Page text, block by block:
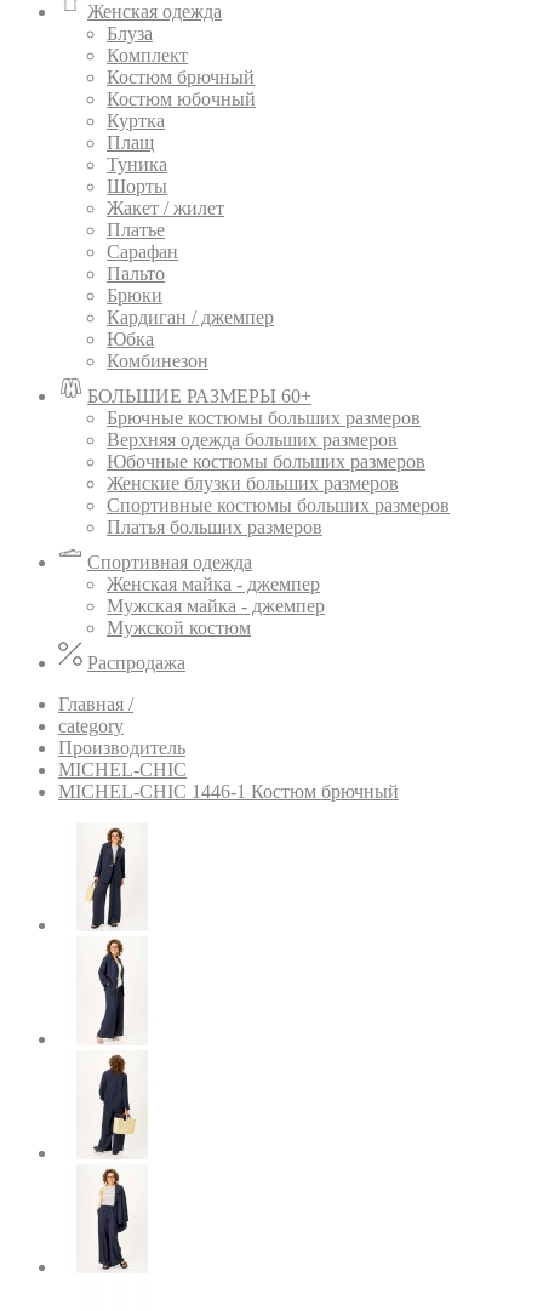
Женская одежда
Блуза
Комплект
Костюм брючный
Костюм юбочный
Куртка
Плащ
Туника
Шорты
Жакет / жилет
Платье
Сарафан
Пальто
Брюки
Кардиган / джемпер
Юбка
Комбинезон
БОЛЬШИЕ РАЗМЕРЫ 60+
Брючные костюмы больших размеров
Верхняя одежда больших размеров
Юбочные костюмы больших размеров
Женские блузки больших размеров
Спортивные костюмы больших размеров
Платья больших размеров
Спортивная одежда
Женская майка - джемпер
Мужская майка - джемпер
Мужской костюм
Распродажа
Главная /
category
Производитель
MICHEL-CHIC
MICHEL-CHIC 1446-1 Костюм брючный